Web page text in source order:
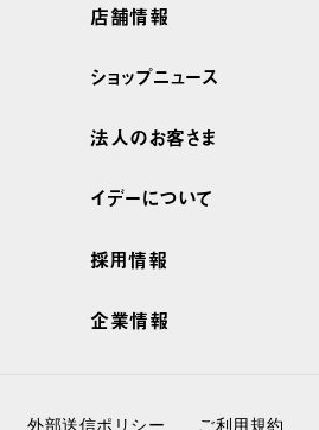
店舗情報
ショップニュース
法人のお客さま
イデーについて
採用情報
企業情報
外部送信ポリシー ご利用規約